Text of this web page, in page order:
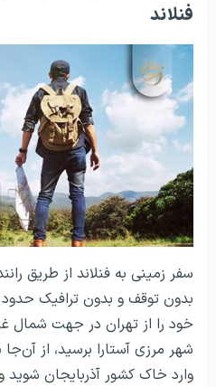
فنلاند
سفر زمینی به فنلاند از طریق
خود را از تهران در جهت شمال
شهر مرزی آستارا برسید، از
وارد خاک کشور آذربایجان شوید